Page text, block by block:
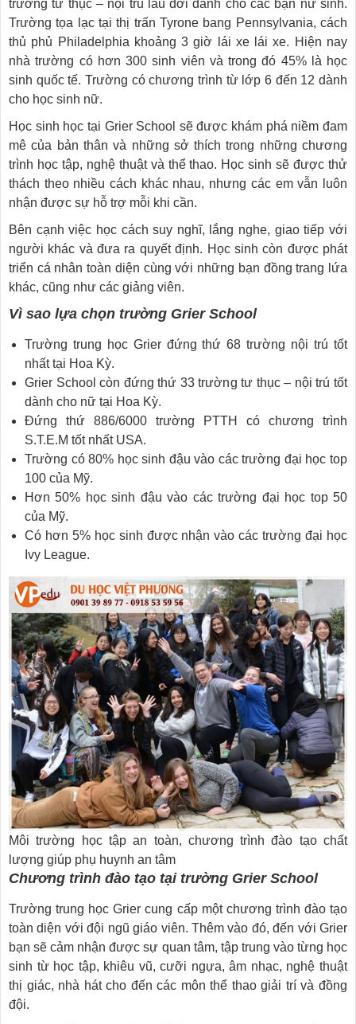
trường tư thục – nội trú lâu đời dành cho các bạn nữ sinh.
Trường tọa lạc tại thị trấn Tyrone bang Pennsylvania, cách
thủ phủ Philadelphia khoảng 3 giờ lái xe lái xe. Hiện nay
nhà trường có hơn 300 sinh viên và trong đó 45% là học
sinh quốc tế. Trường có chương trình từ lớp 6 đến 12 dành
cho học sinh nữ.
Học sinh học tại Grier School sẽ được khám phá niềm đam
mê của bản thân và những sở thích trong những chương
trình học tập, nghệ thuật và thể thao. Học sinh sẽ được thử
thách theo nhiều cách khác nhau, nhưng các em vẫn luôn
nhận được sự hỗ trợ mỗi khi cần.
Bên cạnh việc học cách suy nghĩ, lắng nghe, giao tiếp với
người khác và đưa ra quyết định. Học sinh còn được phát
triển cá nhân toàn diện cùng với những bạn đồng trang lứa
khác, cũng như các giảng viên.
Vì sao lựa chọn trường Grier School
Trường trung học Grier đứng thứ 68 trường nội trú tốt
nhất tại Hoa Kỳ.
Grier School còn đứng thứ 33 trường tư thục – nội trú tốt
dành cho nữ tại Hoa Kỳ.
Đứng thứ 886/6000 trường PTTH có chương trình
S.T.E.M tốt nhất USA.
Trường có 80% học sinh đậu vào các trường đại học top
100 của Mỹ.
Hơn 50% học sinh đậu vào các trường đại học top 50
của Mỹ.
Có hơn 5% học sinh được nhận vào các trường đại học
Ivy League.
Môi trường học tập an toàn, chương trình đào tạo chất
lượng giúp phụ huynh an tâm
Chương trình đào tạo tại trường Grier School
Trường trung học Grier cung cấp một chương trình đào tạo
toàn diện với đội ngũ giáo viên. Thêm vào đó, đến với Grier
bạn sẽ cảm nhận được sự quan tâm, tập trung vào từng học
sinh từ học tập, khiêu vũ, cưỡi ngựa, âm nhạc, nghệ thuật
thị giác, nhà hát cho đến các môn thể thao giải trí và đồng
đội.